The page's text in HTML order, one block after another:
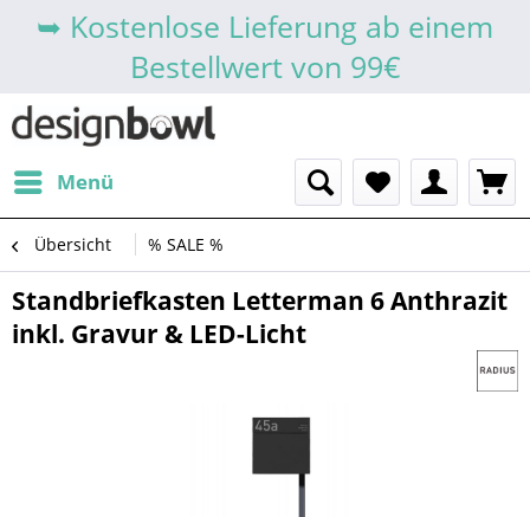
➥ Kostenlose Lieferung ab einem
Bestellwert von 99€
Menü
Übersicht % SALE %
Standbriefkasten Letterman 6 Anthrazit
inkl. Gravur & LED-Licht